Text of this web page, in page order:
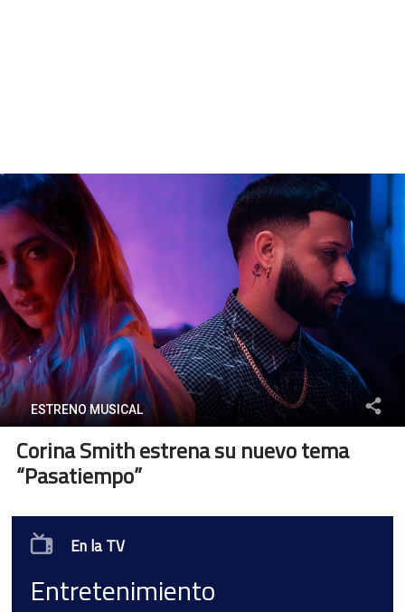
ESTRENO MUSICAL
Corina Smith estrena su nuevo tema
“Pasatiempo”
En la TV
Entretenimiento